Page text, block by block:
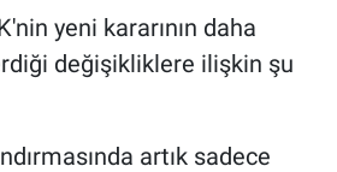
yeni kararının daha
değişikliklere ilişkin şu
artık sadece